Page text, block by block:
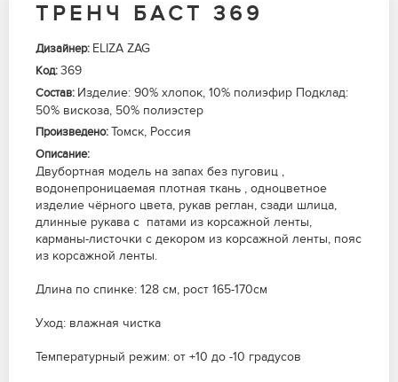
ТРЕНЧ БАСТ 369
Дизайнер: ELIZA ZAG
Код:369
Состав: Изделие: 90% хлопок, 10% полиэфир Подклад:
50% вискоза, 50% полиэстер
Произведено:Томск, Россия
Описание:
Двубортная модель на запах без пуговиц ,
водонепроницаемая плотная ткань , одноцветное
изделие чёрного цвета, рукав реглан, сзади шлица,
длинные рукава с патами из корсажной ленты,
карманы-листочки с декором из корсажной ленты, пояс
из корсажной ленты.
Длина по спинке: 128 см, рост 165-170см
Уход: влажная чистка
Температурный режим: от +10 до -10 градусов